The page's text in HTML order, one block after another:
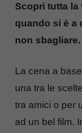
Scopri tutta
quando si è a
non sbagliare.
La cena a
una tra le
tra amici o per
ad un bel film.